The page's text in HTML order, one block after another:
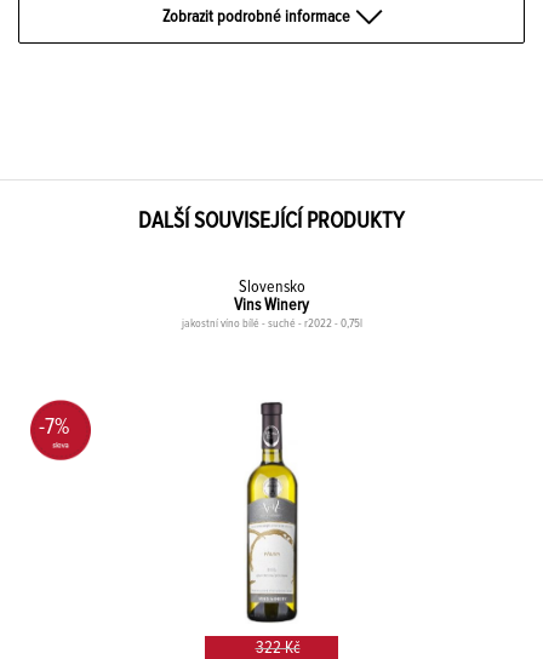
Zobrazit podrobné informace
DALŠÍ SOUVISEJÍCÍ PRODUKTY
Slovensko
Vins Winery
jakostní víno bílé - suché - r2022 - 0,75l
-7%
322 Kč